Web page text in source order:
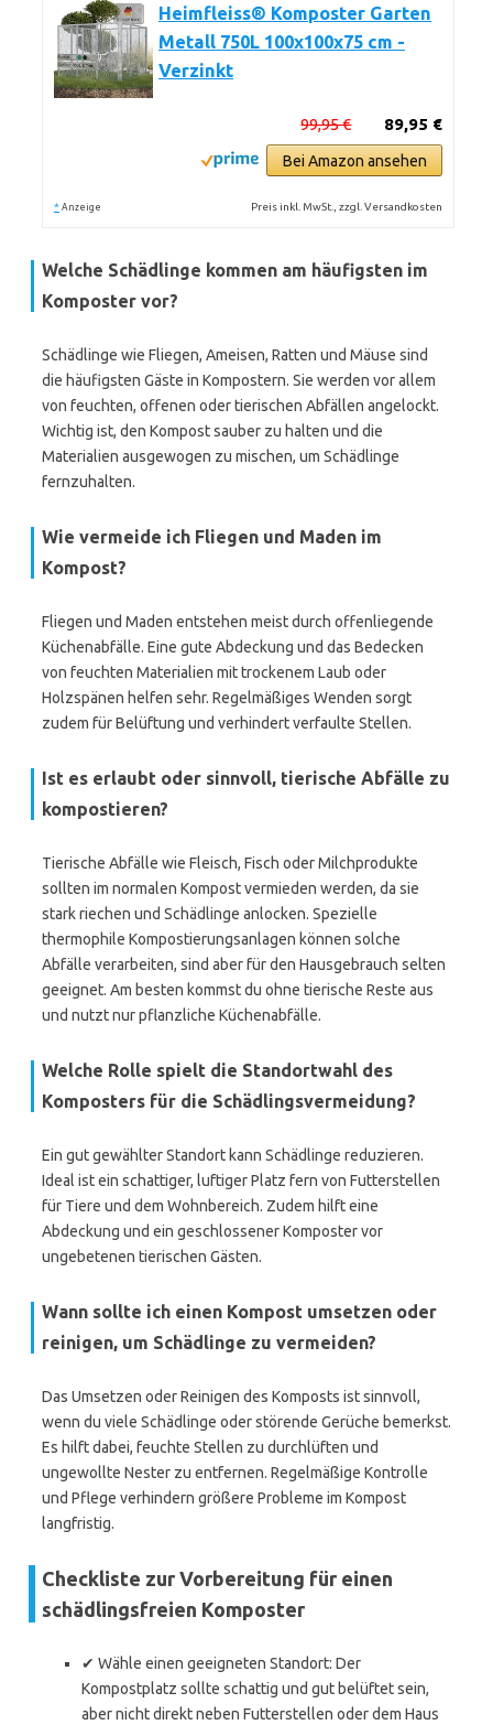
Heimfleiss® Komposter Garten
Metall 750L 100x100x75 cm -
Verzinkt
89,95 €
99,95 €
Bei Amazon ansehen
* Anzeige Preis inkl. MwSt., zzgl. Versandkosten
Welche Schädlinge kommen am häufigsten im
Komposter vor?
Schädlinge wie Fliegen, Ameisen, Ratten und Mäuse sind
die häufigsten Gäste in Kompostern. Sie werden vor allem
von feuchten, offenen oder tierischen Abfällen angelockt.
Wichtig ist, den Kompost sauber zu halten und die
Materialien ausgewogen zu mischen, um Schädlinge
fernzuhalten.
Wie vermeide ich Fliegen und Maden im
Kompost?
Fliegen und Maden entstehen meist durch offenliegende
Küchenabfälle. Eine gute Abdeckung und das Bedecken
von feuchten Materialien mit trockenem Laub oder
Holzspänen helfen sehr. Regelmäßiges Wenden sorgt
zudem für Belüftung und verhindert verfaulte Stellen.
Ist es erlaubt oder sinnvoll, tierische Abfälle zu
kompostieren?
Tierische Abfälle wie Fleisch, Fisch oder Milchprodukte
sollten im normalen Kompost vermieden werden, da sie
stark riechen und Schädlinge anlocken. Spezielle
thermophile Kompostierungsanlagen können solche
Abfälle verarbeiten, sind aber für den Hausgebrauch selten
geeignet. Am besten kommst du ohne tierische Reste aus
und nutzt nur pflanzliche Küchenabfälle.
Welche Rolle spielt die Standortwahl des
Komposters für die Schädlingsvermeidung?
Ein gut gewählter Standort kann Schädlinge reduzieren.
Ideal ist ein schattiger, luftiger Platz fern von Futterstellen
für Tiere und dem Wohnbereich. Zudem hilft eine
Abdeckung und ein geschlossener Komposter vor
ungebetenen tierischen Gästen.
Wann sollte ich einen Kompost umsetzen oder
reinigen, um Schädlinge zu vermeiden?
Das Umsetzen oder Reinigen des Komposts ist sinnvoll,
wenn du viele Schädlinge oder störende Gerüche bemerkst.
Es hilft dabei, feuchte Stellen zu durchlüften und
ungewollte Nester zu entfernen. Regelmäßige Kontrolle
und Pflege verhindern größere Probleme im Kompost
langfristig.
Checkliste zur Vorbereitung für einen
schädlingsfreien Komposter
✔ Wähle einen geeigneten Standort: Der
Kompostplatz sollte schattig und gut belüftet sein,
aber nicht direkt neben Futterstellen oder dem Haus